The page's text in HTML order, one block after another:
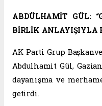
ABDÜLHAMİT GÜL:
BİRLİK ANLAYIŞIYLA
AK Parti Grup
Abdulhamit Gül,
dayanışma ve
getirdi.